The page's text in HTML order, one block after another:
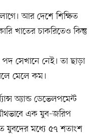
লাগে। আর দেশে শিক্ষিত
খাতের চাকরিতেও কিন্তু
সেখানে নেই। তা ছাড়া
মেলে কম।
অ্যান্ড ডেভেলপমেন্ট
এক যুব-জরিপ
যুবদের মধ্যে ৫৭ শতাংশ